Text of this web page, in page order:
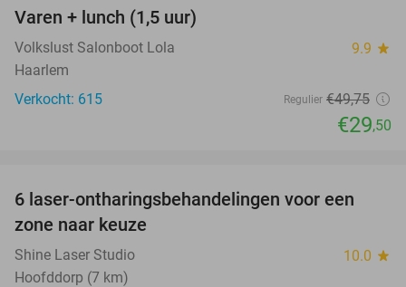
Varen + lunch (1,5 uur)
Volkslust Salonboot Lola 9.9 star
Haarlem
Verkocht: 615
Regulier €49,75
€29,50
80%
6 laser-ontharingsbehandelingen voor een
zone naar keuze
Shine Laser Studio 10.0 star
Hoofddorp (7 km)